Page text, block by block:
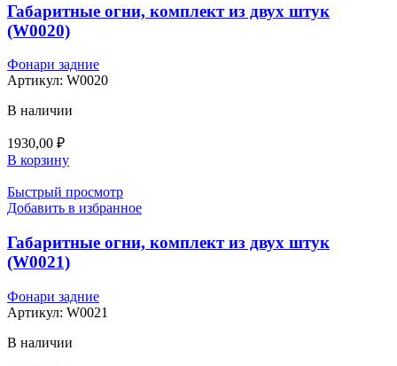
Габаритные огни, комплект из двух штук
(W0020)
Фонари задние
Артикул: W0020
В наличии
1930,00 ₽
В корзину
Быстрый просмотр
Добавить в избранное
Габаритные огни, комплект из двух штук
(W0021)
Фонари задние
Артикул: W0021
В наличии